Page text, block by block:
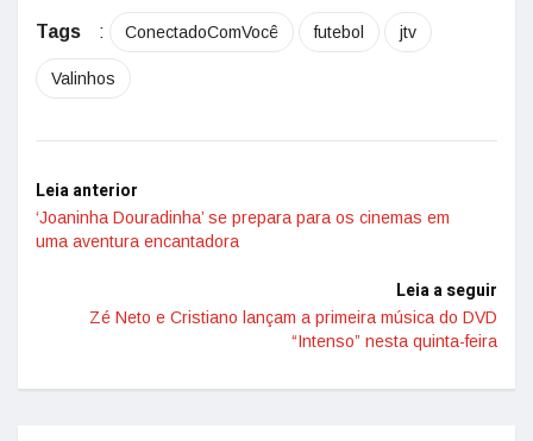
Tags : ConectadoComVocê futebol jtv
Valinhos
Leia anterior
‘Joaninha Douradinha’ se prepara para os cinemas em
uma aventura encantadora
Leia a seguir
Zé Neto e Cristiano lançam a primeira música do DVD
“Intenso” nesta quinta-feira